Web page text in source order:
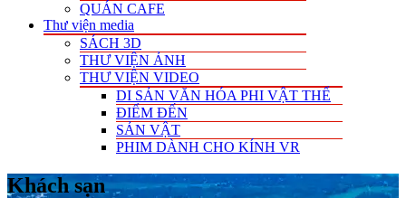
QUÁN CAFE
Thư viện media
SÁCH 3D
THƯ VIỆN ẢNH
THƯ VIỆN VIDEO
DI SẢN VĂN HÓA PHI VẬT THỂ
ĐIỂM ĐẾN
SẢN VẬT
PHIM DÀNH CHO KÍNH VR
Khách sạn